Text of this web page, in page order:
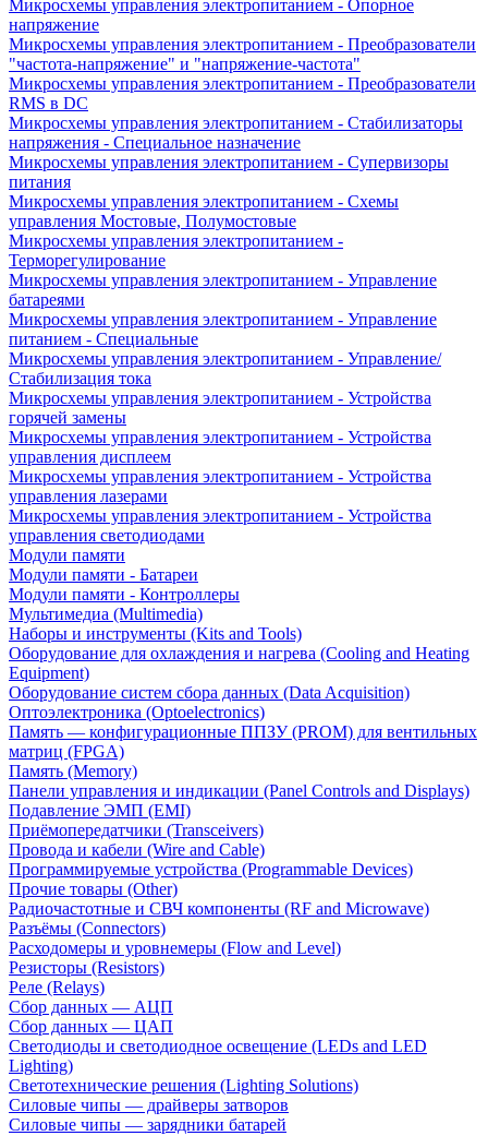
Микросхемы управления электропитанием - Опорное
напряжение
Микросхемы управления электропитанием - Преобразователи
"частота-напряжение" и "напряжение-частота"
Микросхемы управления электропитанием - Преобразователи
RMS в DC
Микросхемы управления электропитанием - Стабилизаторы
напряжения - Специальное назначение
Микросхемы управления электропитанием - Супервизоры
питания
Микросхемы управления электропитанием - Схемы
управления Мостовые, Полумостовые
Микросхемы управления электропитанием -
Терморегулирование
Микросхемы управления электропитанием - Управление
батареями
Микросхемы управления электропитанием - Управление
питанием - Специальные
Микросхемы управления электропитанием - Управление/
Стабилизация тока
Микросхемы управления электропитанием - Устройства
горячей замены
Микросхемы управления электропитанием - Устройства
управления дисплеем
Микросхемы управления электропитанием - Устройства
управления лазерами
Микросхемы управления электропитанием - Устройства
управления светодиодами
Модули памяти
Модули памяти - Батареи
Модули памяти - Контроллеры
Мультимедиа (Multimedia)
Наборы и инструменты (Kits and Tools)
Оборудование для охлаждения и нагрева (Cooling and Heating
Equipment)
Оборудование систем сбора данных (Data Acquisition)
Оптоэлектроника (Optoelectronics)
Память — конфигурационные ППЗУ (PROM) для вентильных
матриц (FPGA)
Память (Memory)
Панели управления и индикации (Panel Controls and Displays)
Подавление ЭМП (EMI)
Приёмопередатчики (Transceivers)
Провода и кабели (Wire and Cable)
Программируемые устройства (Programmable Devices)
Прочие товары (Other)
Радиочастотные и СВЧ компоненты (RF and Microwave)
Разъёмы (Connectors)
Расходомеры и уровнемеры (Flow and Level)
Резисторы (Resistors)
Реле (Relays)
Сбор данных — АЦП
Сбор данных — ЦАП
Светодиоды и светодиодное освещение (LEDs and LED
Lighting)
Светотехнические решения (Lighting Solutions)
Силовые чипы — драйверы затворов
Силовые чипы — зарядники батарей